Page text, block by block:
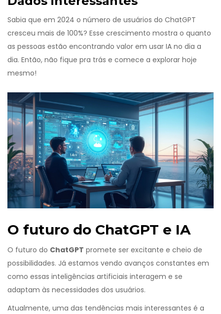
Sabia que em 2024 o número de usuários do ChatGPT
cresceu mais de 100%? Esse crescimento mostra o quanto
as pessoas estão encontrando valor em usar IA no dia a
dia. Então, não fique pra trás e comece a explorar hoje
mesmo!
O futuro do ChatGPT e IA
O futuro do ChatGPT promete ser excitante e cheio de
possibilidades. Já estamos vendo avanços constantes em
como essas inteligências artificiais interagem e se
adaptam às necessidades dos usuários.
Atualmente, uma das tendências mais interessantes é a